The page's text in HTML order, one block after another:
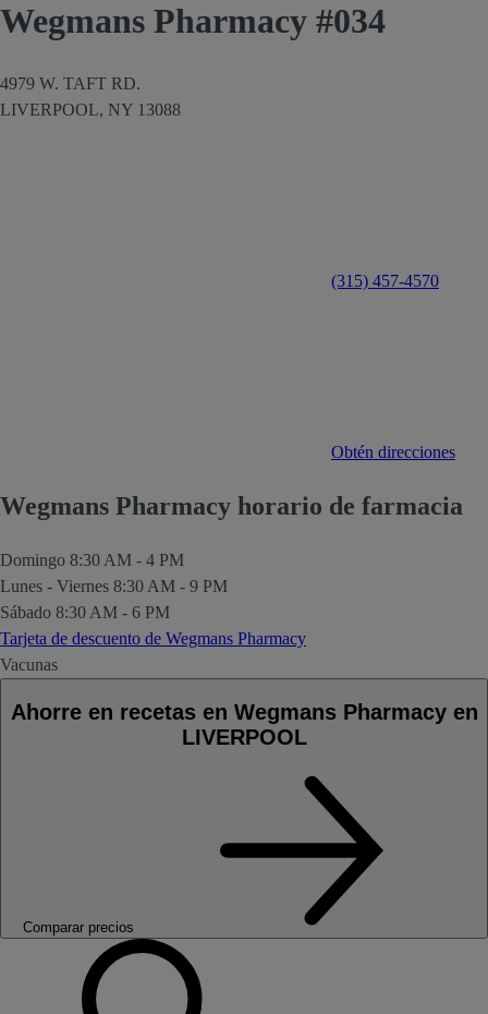
Wegmans Pharmacy #034
4979 W. TAFT RD.
LIVERPOOL, NY 13088
(315) 457-4570
Obtén direcciones
Wegmans Pharmacy horario de farmacia
Domingo 8:30 AM - 4 PM
Lunes - Viernes 8:30 AM - 9 PM
Sábado 8:30 AM - 6 PM
Tarjeta de descuento de Wegmans Pharmacy
Vacunas
Ahorre en recetas en Wegmans Pharmacy en
LIVERPOOL
Comparar precios